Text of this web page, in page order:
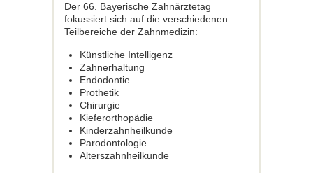
Der 66. Bayerische Zahnärztetag
fokussiert sich auf die verschiedenen
Teilbereiche der Zahnmedizin:
Künstliche Intelligenz
Zahnerhaltung
Endodontie
Prothetik
Chirurgie
Kieferorthopädie
Kinderzahnheilkunde
Parodontologie
Alterszahnheilkunde